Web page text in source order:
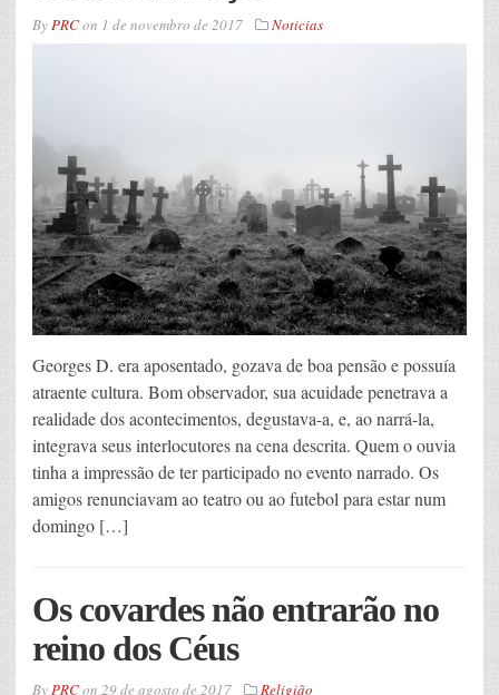
ByPRCon 1 de novembro de 2017 Noticias
Georges D. era aposentado, gozava de boa pensão e possuía
atraente cultura. Bom observador, sua acuidade penetrava a
realidade dos acontecimentos, degustava-a, e, ao narrá-la,
integrava seus interlocutores na cena descrita. Quem o ouvia
tinha a impressão de ter participado no evento narrado. Os
amigos renunciavam ao teatro ou ao futebol para estar num
domingo […]
Os covardes não entrarão no
reino dos Céus
ByPRCon 29 de agosto de 2017 Religião